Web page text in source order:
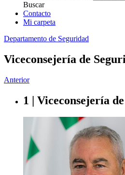
Buscar
Contacto
Mi carpeta
Departamento de Seguridad
Viceconsejería de
Anterior
1 | Viceconsejería